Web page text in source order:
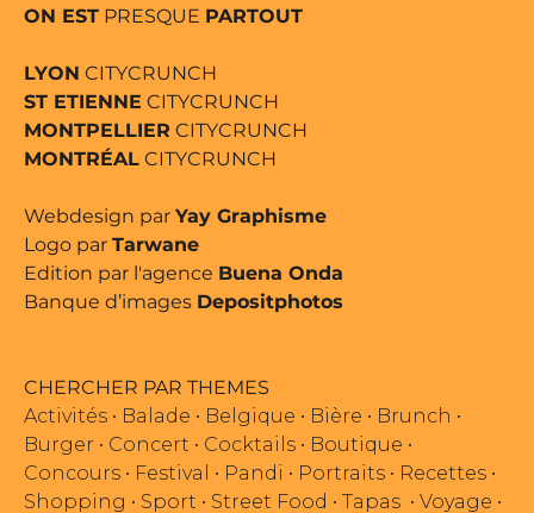
ON EST PRESQUE PARTOUT
LYON CITYCRUNCH
ST ETIENNE CITYCRUNCH
MONTPELLIER CITYCRUNCH
MONTRÉAL CITYCRUNCH
Webdesign par Yay Graphisme
Logo par Tarwane
Edition par l'agence Buena Onda
Banque d’images Depositphotos
CHERCHER PAR THEMES
Activités • Balade • Belgique • Bière • Brunch •
Burger • Concert • Cocktails • Boutique •
Concours • Festival • Pandi • Portraits • Recettes •
Shopping • Sport • Street Food • Tapas • Voyage •